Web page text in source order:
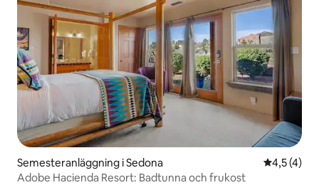
Semesteranläggning i Sedona 4,5 av 5 i
4,5 (4)
Adobe Hacienda Resort: Badtunna och frukost